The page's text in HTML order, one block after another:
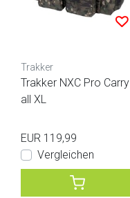
Trakker
Trakker NXC Pro Carry
all XL
EUR 119,99
Vergleichen